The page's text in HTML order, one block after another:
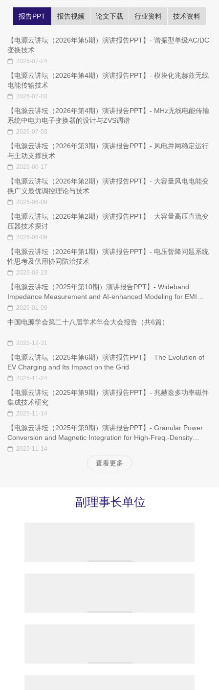
报告PPT 报告视频 论文下载 行业资料 技术资料
【电源云讲坛（2026年第5期）演讲报告PPT】- 谐振型单级AC/DC
变换技术
2026-07-24
【电源云讲坛（2026年第4期）演讲报告PPT】- 模块化兆赫兹无线
电能传输技术
2026-07-03
【电源云讲坛（2026年第4期）演讲报告PPT】- MHz无线电能传输
系统中电力电子变换器的设计与ZVS调谐
2026-07-03
【电源云讲坛（2026年第3期）演讲报告PPT】- 风电并网稳定运行
与主动支撑技术
2026-06-17
【电源云讲坛（2026年第2期）演讲报告PPT】- 大容量风电电能变
换广义最优调控理论与技术
2026-06-09
【电源云讲坛（2026年第2期）演讲报告PPT】- 大容量高压直流变
压器技术探讨
2026-06-09
【电源云讲坛（2026年第1期）演讲报告PPT】- 电压暂降问题系统
性思考及供用协同防治技术
2026-03-23
【电源云讲坛（2025年第10期）演讲报告PPT】- Wideband
Impedance Measurement and AI-enhanced Modeling for EMI
Filtering Components and Victim Devices
2026-01-09
中国电源学会第二十八届学术年会大会报告（共6篇）
2025-12-31
【电源云讲坛（2025年第6期）演讲报告PPT】- The Evolution of
EV Charging and Its Impact on the Grid
2025-11-24
【电源云讲坛（2025年第9期）演讲报告PPT】- 兆赫兹多功率磁件
集成技术研究
2025-11-14
【电源云讲坛（2025年第9期）演讲报告PPT】- Granular Power
Conversion and Magnetic Integration for High-Freq.-Density
Power Applications
2025-11-14
查看更多
副理事长单位